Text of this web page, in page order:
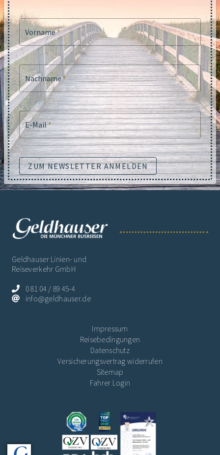
Vorname*
Nachname*
E-Mail*
ZUM NEWSLETTER ANMELDEN
Geldhauser Linien- und
Reiseverkehr GmbH
0 81 04 / 89 45-4
info@geldhauser.de
Impressum
Reisebedingungen
Datenschutz
Versicherungsvertrag widerrufen
Sitemap
Fahrer Login